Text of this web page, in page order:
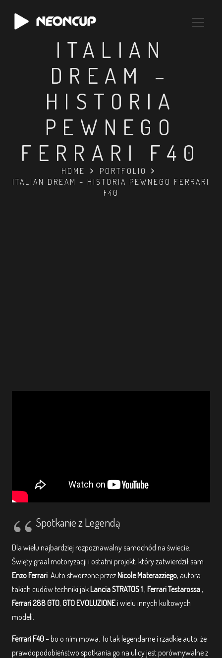
ITALIAN
DREAM –
HISTORIA
PEWNEGO
FERRARI F40
HOME
PORTFOLIO
ITALIAN DREAM – HISTORIA PEWNEGO FERRARI
F40
Spotkanie z Legendą
Dla wielu najbardziej rozpoznawalny samochód na świecie.
Święty graal motoryzacji i ostatni projekt, który zatwierdził sam
Enzo Ferrari . Auto stworzone przezNicole Materazziego, autora
takich cudów techniki jakLancia STRATOS 1, Ferrari Testarossa,
Ferrari 288 GTO, GTO EVOLUZIONEi wielu innych kultowych
modeli.
Ferrari F40– bo o nim mowa. To tak legendarne i rzadkie auto, że
prawdopodobieństwo spotkania go na ulicy jest porównywalne z